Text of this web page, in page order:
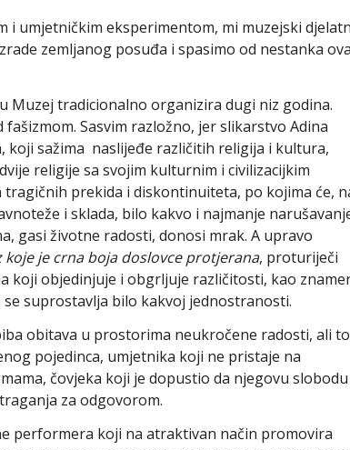
umjetničkim eksperimentom, mi muzejski
zemljanog posuđa i spasimo od nestanka
Muzej tradicionalno organizira dugi niz godina.
Sasvim razložno, jer slikarstvo Adina
sažima naslijeđe različitih religija i kultura,
religije sa svojim kulturnim i civilizacijkim
prekida i diskontinuiteta, po kojima će,
i sklada, bilo kakvo i najmanje
gasi životne radosti, donosi mrak. A upravo
koje je crna boja doslovce protjerana, proturiječi
koji objedinjuje i obgrljuje različitosti, kao
suprostavlja bilo kakvoj jednostranosti.
obitava u prostorima neukročene radosti, ali
pojedinca, umjetnika koji ne pristaje na
čovjeka koji je dopustio da njegovu slobodu
za odgovorom.
performera koji na atraktivan način promovira